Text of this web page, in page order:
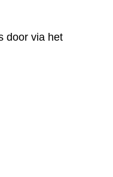
door via het